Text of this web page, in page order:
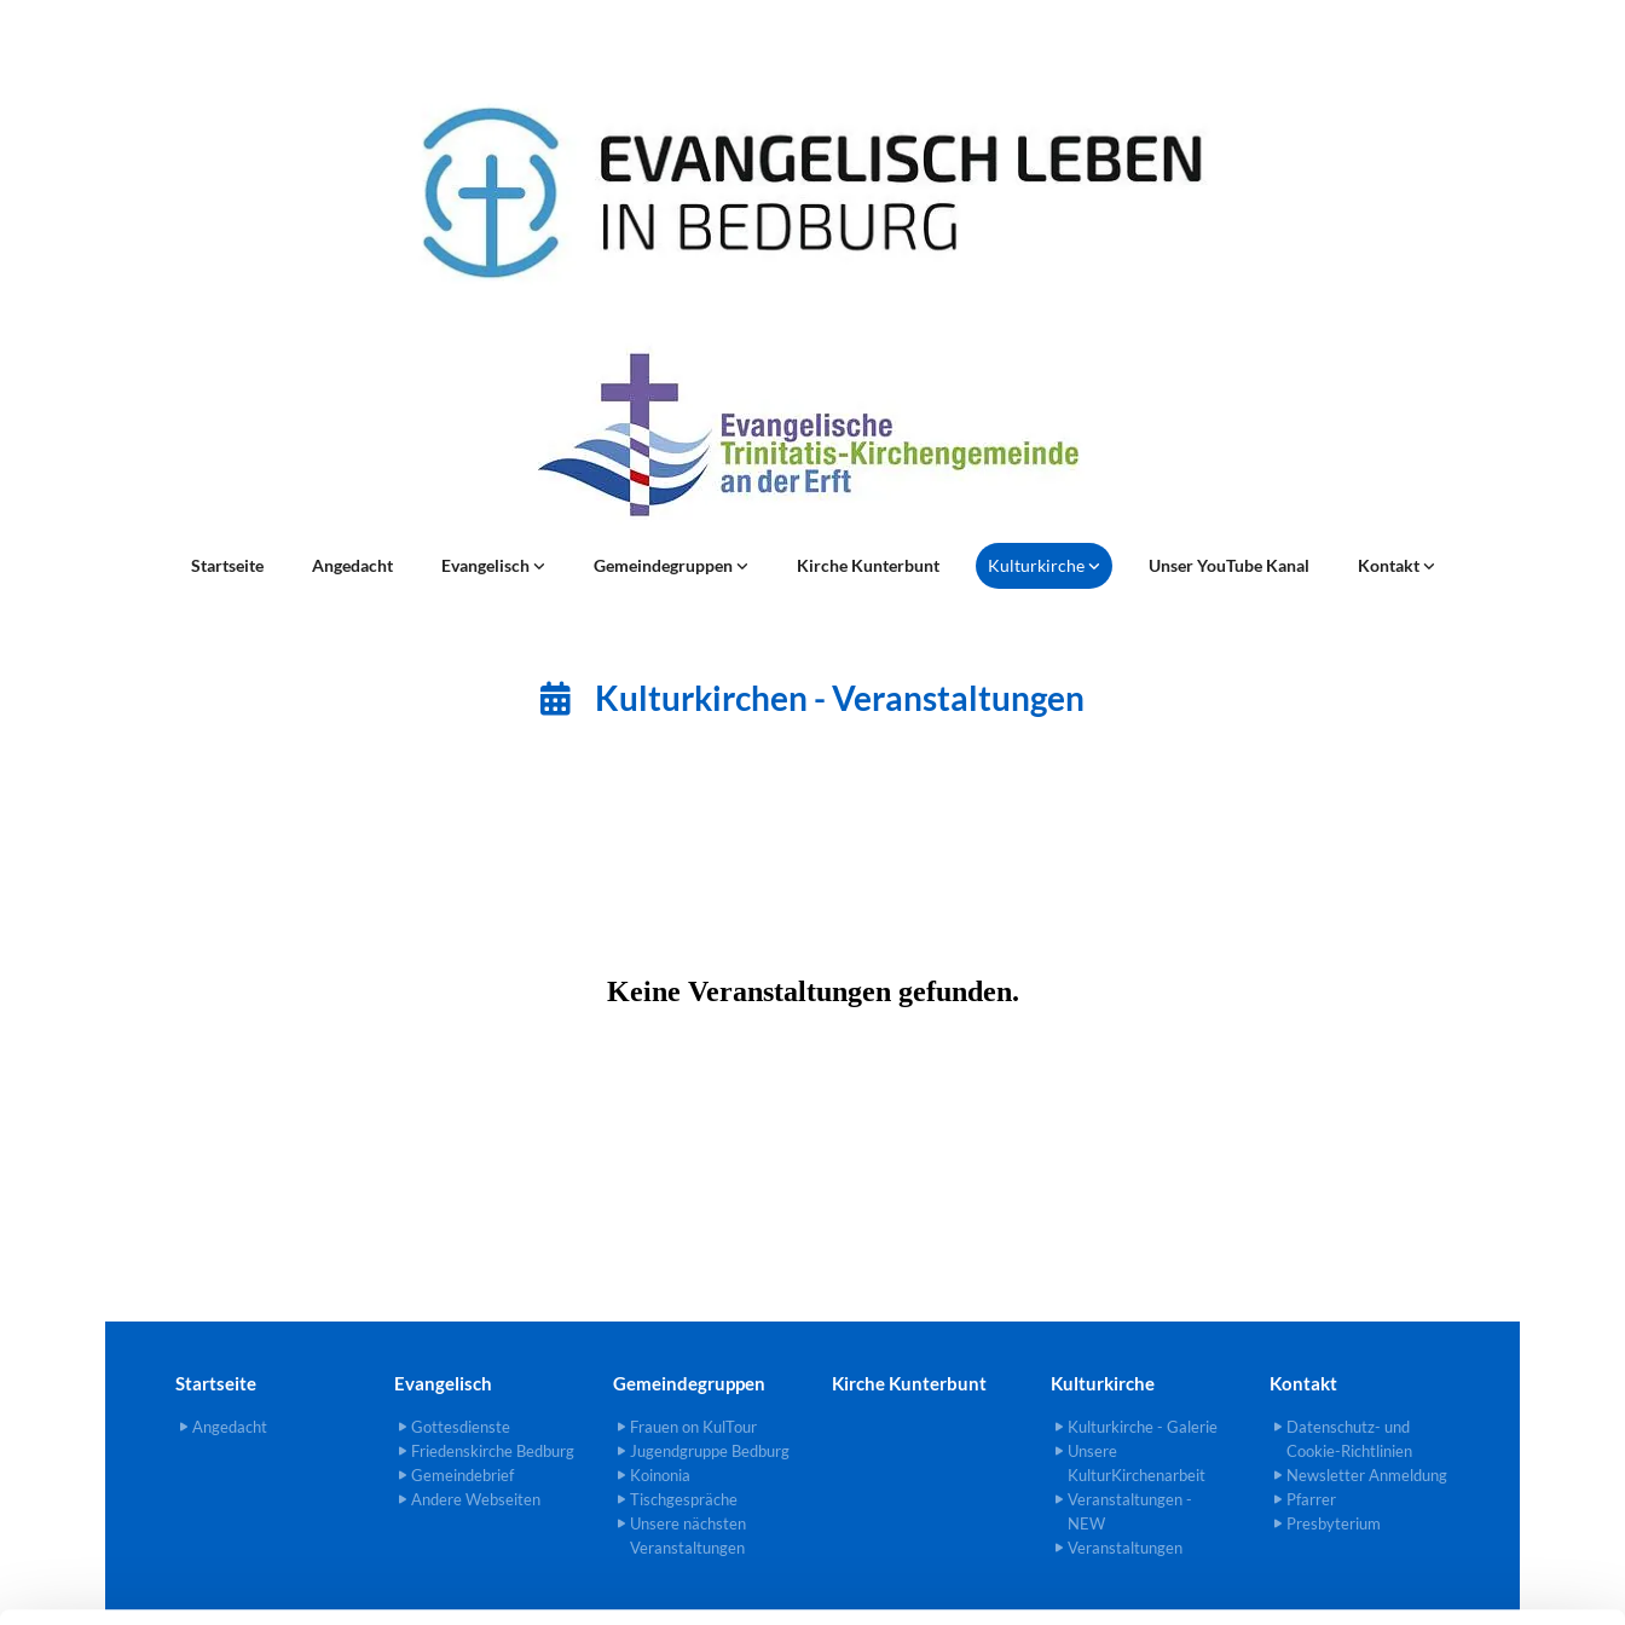
Startseite Angedacht Evangelisch Gemeindegruppen Kirche Kunterbunt Kulturkirche Unser YouTube Kanal Kontakt
 Kulturkirchen - Veranstaltungen
Startseite
Angedacht
Evangelisch
Gottesdienste
Friedenskirche Bedburg
Gemeindebrief
Andere Webseiten
Gemeindegruppen
Frauen on KulTour
Jugendgruppe Bedburg
Koinonia
Tischgespräche
Unsere nächsten
Veranstaltungen
Kirche Kunterbunt Kulturkirche
Kulturkirche - Galerie
Unsere
KulturKirchenarbeit
Veranstaltungen -
NEW
Veranstaltungen
Kontakt
Datenschutz- und
Cookie-Richtlinien
Newsletter Anmeldung
Pfarrer
Presbyterium